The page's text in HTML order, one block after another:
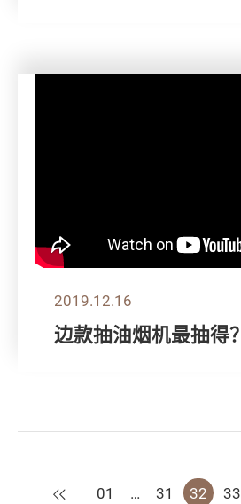
2019.12.16
边款抽油烟机最抽得？
上一页
01 … 31 32 33